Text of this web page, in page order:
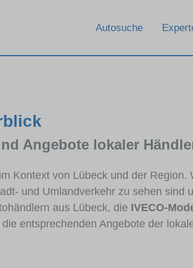
Autosuche
Angebote lokaler
Kontext von Lübeck und der
und Umlandverkehr zu sehen
aus Lübeck, die IVECO-
entsprechenden Angebote der